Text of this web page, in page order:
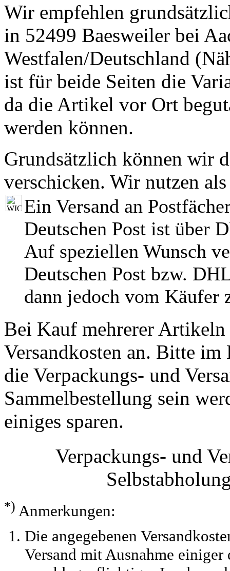
Wir empfehlen
in 52499 Baesweiler bei
Westfalen/Deutschland
ist für beide Seiten die
da die Artikel vor Ort
werden können.
Grundsätzlich können wir
verschicken. Wir nutzen
Ein Versand an
Deutschen Post ist über
Auf speziellen Wunsch
Deutschen Post bzw.
dann jedoch vom Käufer
Bei Kauf mehrerer
Versandkosten an. Bitte
die Verpackungs- und
Sammelbestellung sein
einiges sparen.
Verpackungs- und
*) Anmerkungen:
Die angegebenen
Versand mit Ausnahme